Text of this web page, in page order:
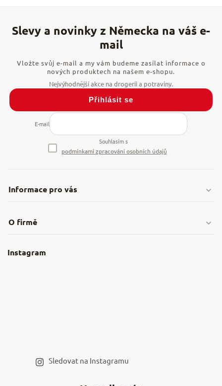
Informace pro vás
Obchodní podmínky
Nejčastější dotazy
Vložte svůj e-mail a my vám budeme zasílat informace o
nových produktech na našem e-shopu.
E-mail
Souhlasím s
podmínkami zpracování osobních údajů
Přihlásit se
Instagram
Sledovat na Instagramu
O firmě
Hodnocení obchodu